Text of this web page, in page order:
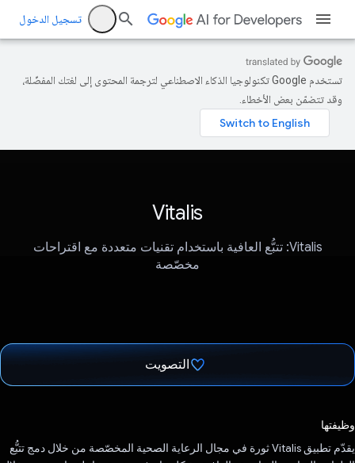
تسجيل الدخول
تستخدم Google تكنولوجيا الذكاء الاصطناعي لترجمة المحتوى إلى لغتك المفضّلة،
وقد تتضمّن بعض الأخطاء.
Vitalis
Vitalis: تتبُّع العافية باستخدام تقنيات متعددة مع اقتراحات
مخصّصة
التصويت
وظيفتها
يقدّم تطبيق Vitalis ثورة في مجال الرعاية الصحية المخصّصة من خلال دمج تتبُّع